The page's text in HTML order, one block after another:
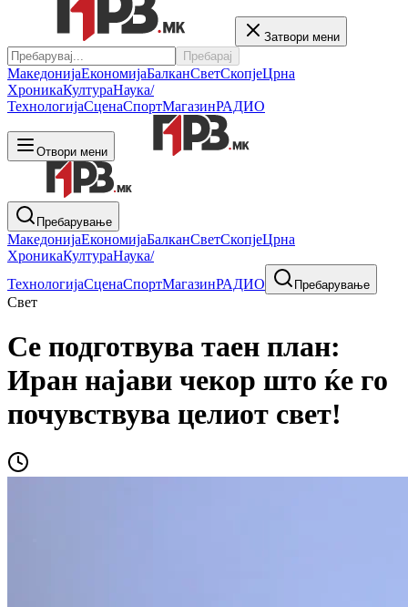
Затвори мени
Пребарај
МакедонијаЕкономијаБалканСветСкопјеЦрна
ХроникаКултураНаука/
ТехнологијаСценаСпортМагазинРАДИО
Отвори мени
Пребарување
МакедонијаЕкономијаБалканСветСкопјеЦрна
ХроникаКултураНаука/
ТехнологијаСценаСпортМагазинРАДИО Пребарување
Свет
Се подготвува таен план:
Иран најави чекор што ќе го
почувствува целиот свет!